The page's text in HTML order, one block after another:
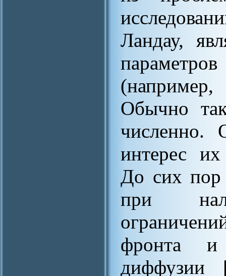
Ландау,
Обычно
численно.
интерес их
До сих пор
при
фронта и
диффузии